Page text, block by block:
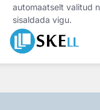
automaatselt valitud
sisaldada vigu.